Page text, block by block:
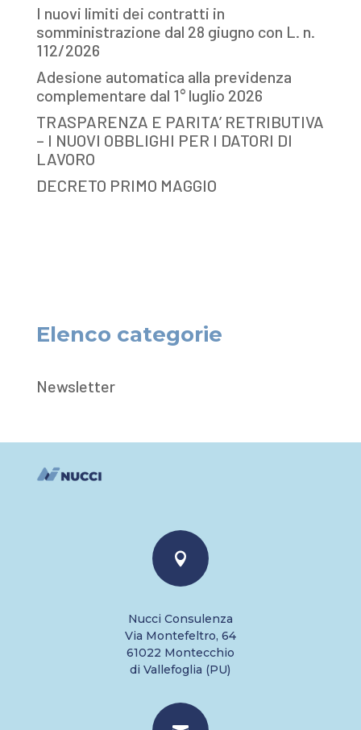
I nuovi limiti dei contratti in
somministrazione dal 28 giugno con L. n.
112/2026
Adesione automatica alla previdenza
complementare dal 1° luglio 2026
TRASPARENZA E PARITA’ RETRIBUTIVA
– I NUOVI OBBLIGHI PER I DATORI DI
LAVORO
DECRETO PRIMO MAGGIO
Elenco categorie
Newsletter

Nucci Consulenza
Via Montefeltro, 64
61022 Montecchio
di Vallefoglia (PU)